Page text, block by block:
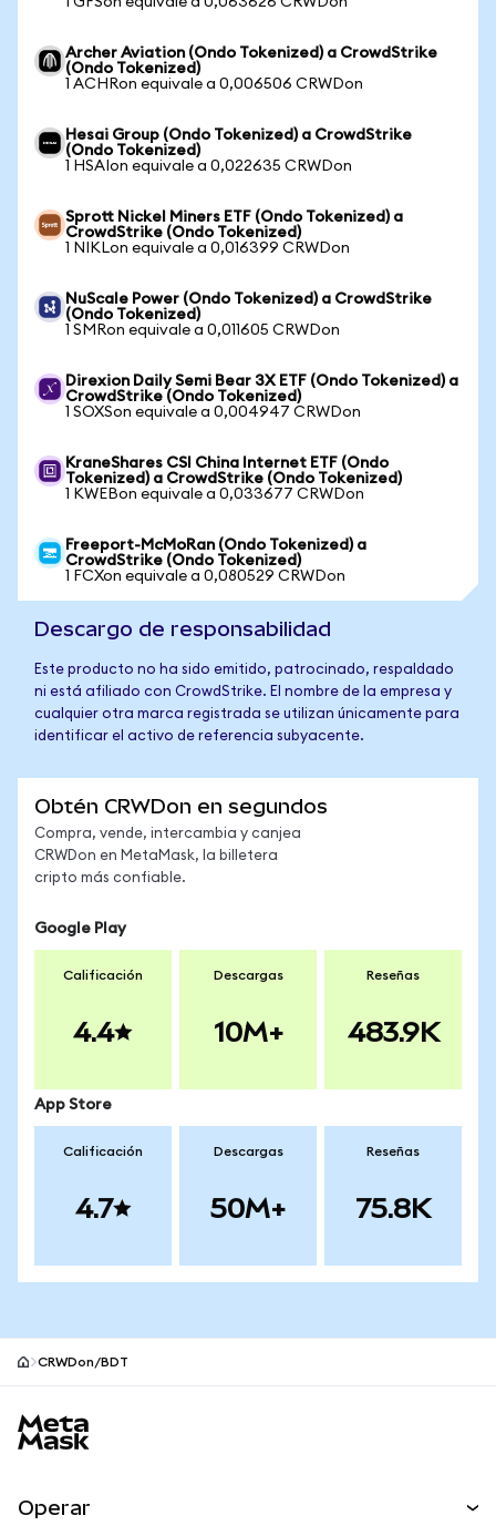
Archer Aviation (Ondo Tokenized) a CrowdStrike
(Ondo Tokenized)
1 ACHRon equivale a 0,006506 CRWDon
Hesai Group (Ondo Tokenized) a CrowdStrike
(Ondo Tokenized)
1 HSAIon equivale a 0,022635 CRWDon
Sprott Nickel Miners ETF (Ondo Tokenized) a
CrowdStrike (Ondo Tokenized)
1 NIKLon equivale a 0,016399 CRWDon
NuScale Power (Ondo Tokenized) a CrowdStrike
(Ondo Tokenized)
1 SMRon equivale a 0,011605 CRWDon
Direxion Daily Semi Bear 3X ETF (Ondo Tokenized) a
CrowdStrike (Ondo Tokenized)
1 SOXSon equivale a 0,004947 CRWDon
KraneShares CSI China Internet ETF (Ondo
Tokenized) a CrowdStrike (Ondo Tokenized)
1 KWEBon equivale a 0,033677 CRWDon
Freeport-McMoRan (Ondo Tokenized) a
CrowdStrike (Ondo Tokenized)
1 FCXon equivale a 0,080529 CRWDon
Descargo de responsabilidad
Este producto no ha sido emitido, patrocinado, respaldado
ni está afiliado con CrowdStrike. El nombre de la empresa y
cualquier otra marca registrada se utilizan únicamente para
identificar el activo de referencia subyacente.
Obtén CRWDon en segundos
Compra, vende, intercambia y canjea
CRWDon en MetaMask, la billetera
cripto más confiable.
Google Play
Calificación
4.4
Descargas
10M+
Reseñas
483.9K
App Store
Calificación
4.7
Descargas
50M+
Reseñas
75.8K
CRWDon/BDT
Operar